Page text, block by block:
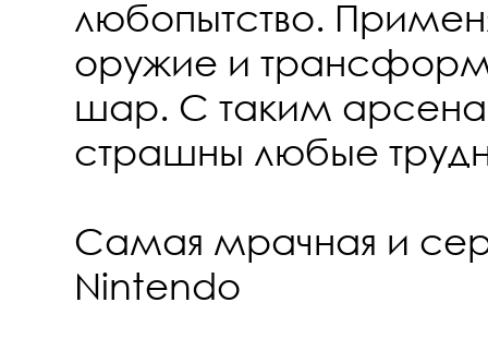
любопытство.
оружие и
шар. С таким
страшны любые
Самая мрачная и
Nintendo